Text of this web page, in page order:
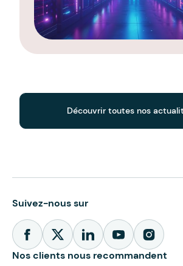
Découvrir toutes nos
Suivez-nous sur
Nos clients nous recommandent